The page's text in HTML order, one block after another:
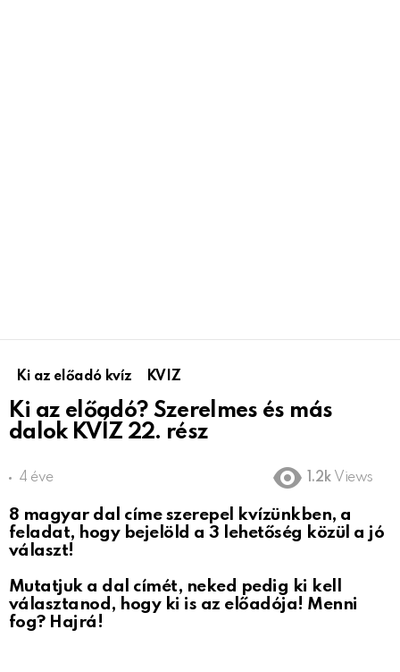
Ki az előadó kvíz KVIZ
Ki az előadó? Szerelmes és más
dalok KVÍZ 22. rész
4 éve 1.2k Views
8 magyar dal címe szerepel kvízünkben, a
feladat, hogy bejelöld a 3 lehetőség közül a jó
választ!
Mutatjuk a dal címét, neked pedig ki kell
választanod, hogy ki is az előadója! Menni
fog? Hajrá!